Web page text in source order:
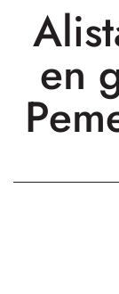
en